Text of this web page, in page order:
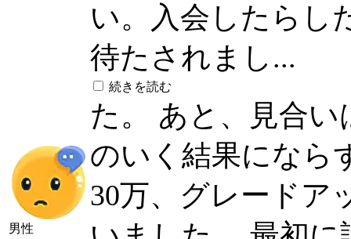
男性
い。入会したらし
待たされまし...
続きを読む
た。 あと、見合
のいく結果になら
30万、グレードア